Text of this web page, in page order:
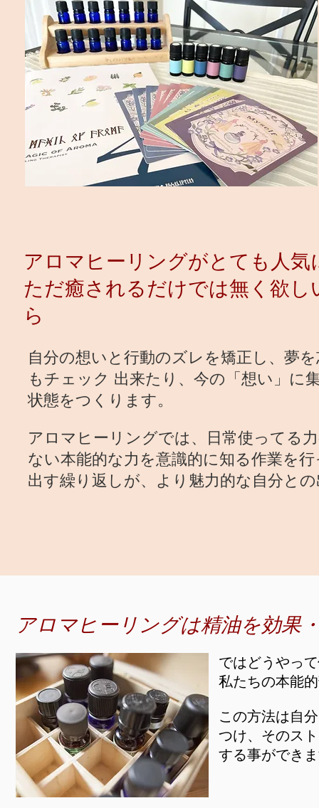
アロマヒーリングがとても人気
ただ癒されるだけでは無く欲
ら
自分の想いと行動のズレを矯正し、夢
もチェック 出来たり、今の「想い」に
状態をつくります。
アロマヒーリングでは、日常使ってる
ない本能的な力を意識的に知る作業を
出す繰り返しが、より魅力的な自分と
アロマヒーリングは精油を効果
ではどうやっ
私たちの本能
この方法は自
つけ、 そのス
する事ができ